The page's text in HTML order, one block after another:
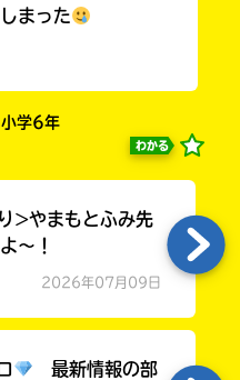
まった
学6年
わかる
>やまもとふみ先
～！
2026年07月09日
最新情報の部
い
い
え
が
で、
度
て